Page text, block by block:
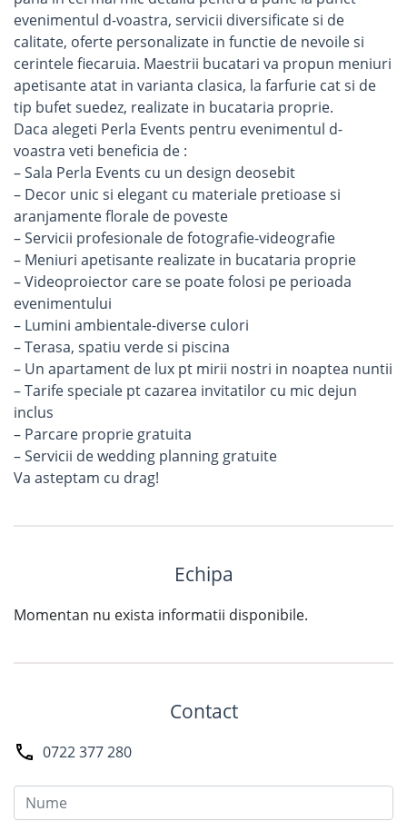
evenimentul d-voastra, servicii diversificate si de
calitate, oferte personalizate in functie de nevoile si
cerintele fiecaruia. Maestrii bucatari va propun meniuri
apetisante atat in varianta clasica, la farfurie cat si de
tip bufet suedez, realizate in bucataria proprie.
Daca alegeti Perla Events pentru evenimentul d-
voastra veti beneficia de :
– Sala Perla Events cu un design deosebit
– Decor unic si elegant cu materiale pretioase si
aranjamente florale de poveste
– Servicii profesionale de fotografie-videografie
– Meniuri apetisante realizate in bucataria proprie
– Videoproiector care se poate folosi pe perioada
evenimentului
– Lumini ambientale-diverse culori
– Terasa, spatiu verde si piscina
– Un apartament de lux pt mirii nostri in noaptea nuntii
– Tarife speciale pt cazarea invitatilor cu mic dejun
inclus
– Parcare proprie gratuita
– Servicii de wedding planning gratuite
Va asteptam cu drag!
Echipa
Momentan nu exista informatii disponibile.
Contact
0722 377 280